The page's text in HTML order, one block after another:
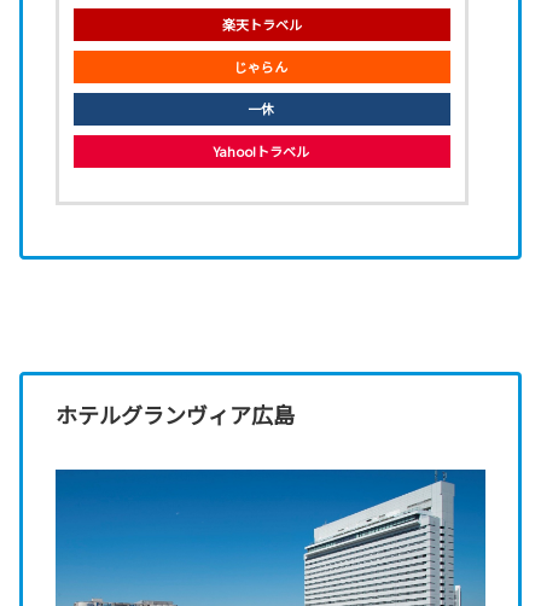
楽天トラベル
じゃらん
一休
Yahoo!トラベル
ホテルグランヴィア広島